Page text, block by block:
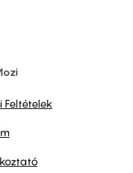
Feltételek